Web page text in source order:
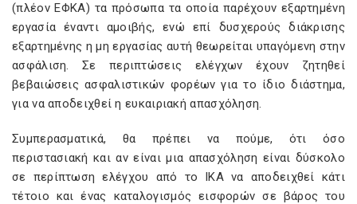
(πλέον ΕΦΚΑ) τα πρόσωπα τα οποία παρέχουν εξαρτημένη
εργασία έναντι αμοιβής, ενώ επί δυσχερούς διάκρισης
εξαρτημένης η μη εργασίας αυτή θεωρείται υπαγόμενη στην
ασφάλιση. Σε περιπτώσεις ελέγχων έχουν ζητηθεί
βεβαιώσεις ασφαλιστικών φορέων για το ίδιο διάστημα,
για να αποδειχθεί η ευκαιριακή απασχόληση.
Συμπερασματικά, θα πρέπει να πούμε, ότι όσο
περιστασιακή και αν είναι μια απασχόληση είναι δύσκολο
σε περίπτωση ελέγχου από το ΙΚΑ να αποδειχθεί κάτι
τέτοιο και ένας καταλογισμός εισφορών σε βάρος του